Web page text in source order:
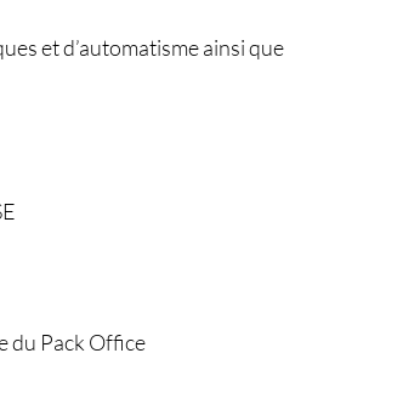
et d’automatisme ainsi que
du Pack Office